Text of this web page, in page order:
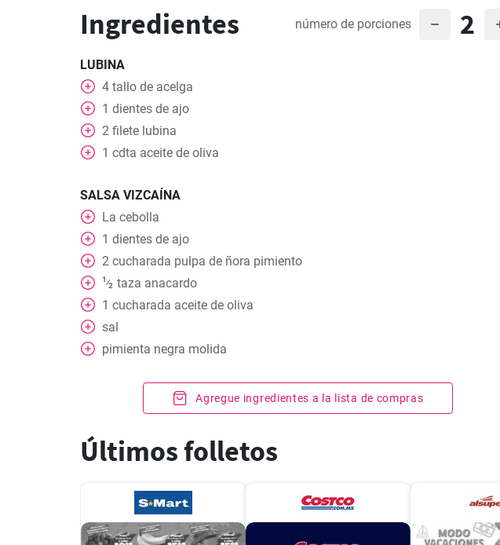
Ingredientes número de porciones 2
LUBINA
4 tallo de acelga
1 dientes de ajo
2 filete lubina
1 cdta aceite de oliva
SALSA VIZCAÍNA
La cebolla
1 dientes de ajo
2 cucharada pulpa de ñora pimiento
1⁄2 taza anacardo
1 cucharada aceite de oliva
sal
pimienta negra molida
Agregue ingredientes a la lista de compras
Últimos folletos